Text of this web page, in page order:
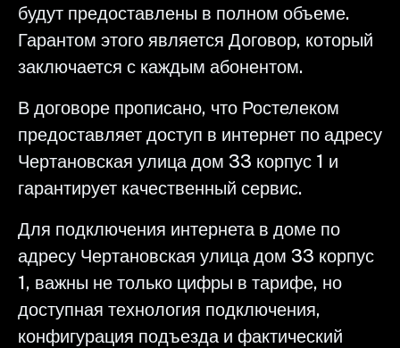
будут предоставлены в полном объеме.
Гарантом этого является Договор, который
заключается с каждым абонентом.
В договоре прописано, что Ростелеком
предоставляет доступ в интернет по адресу
Чертановская улица дом 33 корпус 1 и
гарантирует качественный сервис.
Для подключения интернета в доме по
адресу Чертановская улица дом 33 корпус
1, важны не только цифры в тарифе, но
доступная технология подключения,
конфигурация подъезда и фактический